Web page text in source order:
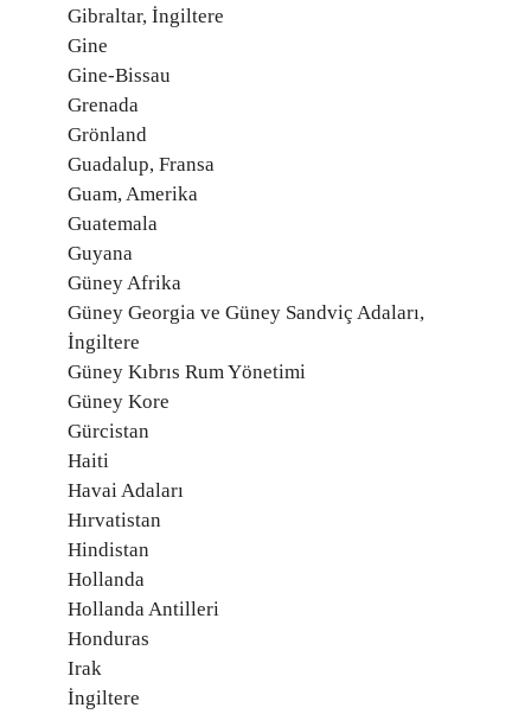
Gibraltar, İngiltere
Gine
Gine-Bissau
Grenada
Grönland
Guadalup, Fransa
Guam, Amerika
Guatemala
Guyana
Güney Afrika
Güney Georgia ve Güney Sandviç Adaları,
İngiltere
Güney Kıbrıs Rum Yönetimi
Güney Kore
Gürcistan
Haiti
Havai Adaları
Hırvatistan
Hindistan
Hollanda
Hollanda Antilleri
Honduras
Irak
İngiltere